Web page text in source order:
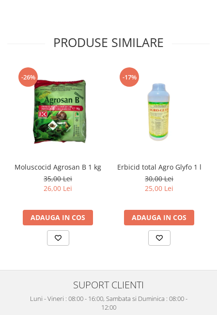
PRODUSE SIMILARE
-26%
Moluscocid Agrosan B 1 kg
35,00 Lei
26,00 Lei
ADAUGA IN COS
-17%
Erbicid total Agro Glyfo 1 l
30,00 Lei
25,00 Lei
ADAUGA IN COS
SUPORT CLIENTI
Luni - Vineri : 08:00 - 16:00, Sambata si Duminica : 08:00 -
12:00